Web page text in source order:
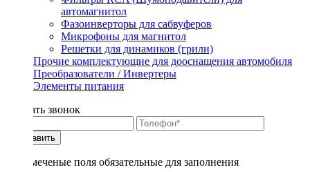
автомагнитол
Фазоинверторы для сабвуферов
Микрофоны для магнитол
Решетки для динамиков (грили)
Прочие комплектующие для дооснащения автомобиля
Преобразователи / Инвертеры
Элементы питания
Заказать звонок
Отправить
* - отмеченые поля обязательные для заполнения